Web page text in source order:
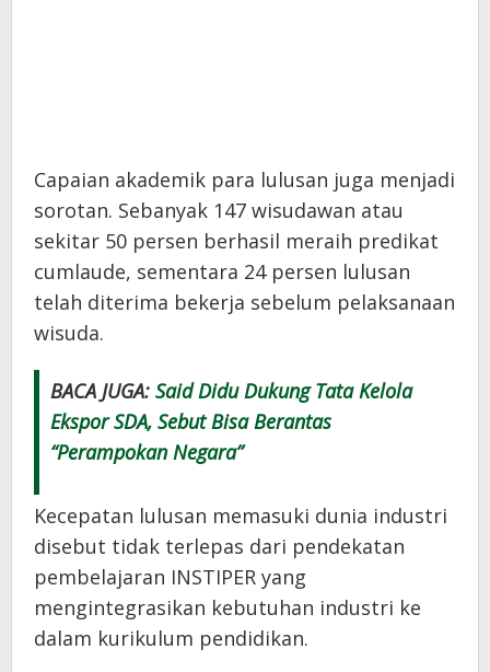
Capaian akademik para lulusan juga menjadi
sorotan. Sebanyak 147 wisudawan atau
sekitar 50 persen berhasil meraih predikat
cumlaude, sementara 24 persen lulusan
telah diterima bekerja sebelum pelaksanaan
wisuda.
BACA JUGA: Said Didu Dukung Tata Kelola
Ekspor SDA, Sebut Bisa Berantas
“Perampokan Negara”
Kecepatan lulusan memasuki dunia industri
disebut tidak terlepas dari pendekatan
pembelajaran INSTIPER yang
mengintegrasikan kebutuhan industri ke
dalam kurikulum pendidikan.